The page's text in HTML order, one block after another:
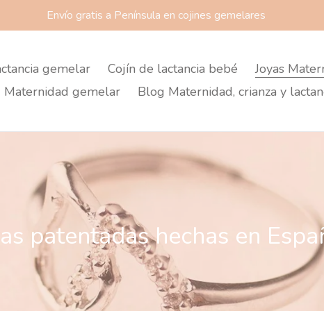
Envío gratis a Península en cojines gemelares
gemelar Cojín de lactancia bebé
Joyas
Maternidad gemelar
Blog Maternidad, crianza y
patentadas hechas en